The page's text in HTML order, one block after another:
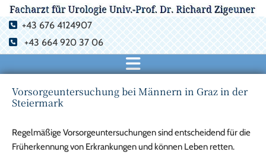
 +43 676 4124907
 +43 664 920 37 06
Vorsorgeuntersuchung bei Männern in Graz in der
Steiermark
Regelmäßige Vorsorgeuntersuchungen sind entscheidend für die
Früherkennung von Erkrankungen und können Leben retten.